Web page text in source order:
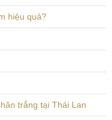
hiệu quả?
trắng tại Thái Lan